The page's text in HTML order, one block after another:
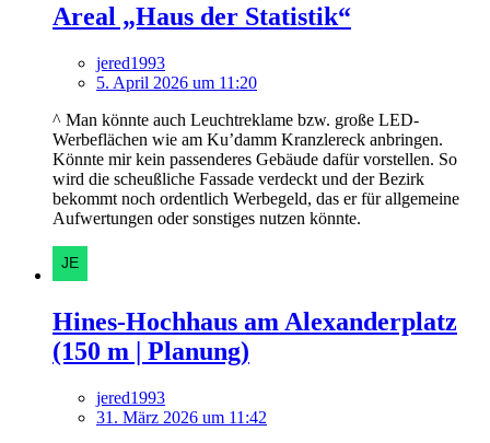
Areal „Haus der Statistik“
jered1993
5. April 2026 um 11:20
^ Man könnte auch Leuchtreklame bzw. große LED-
Werbeflächen wie am Ku’damm Kranzlereck anbringen.
Könnte mir kein passenderes Gebäude dafür vorstellen. So
wird die scheußliche Fassade verdeckt und der Bezirk
bekommt noch ordentlich Werbegeld, das er für allgemeine
Aufwertungen oder sonstiges nutzen könnte.
Hines-Hochhaus am Alexanderplatz
(150 m | Planung)
jered1993
31. März 2026 um 11:42